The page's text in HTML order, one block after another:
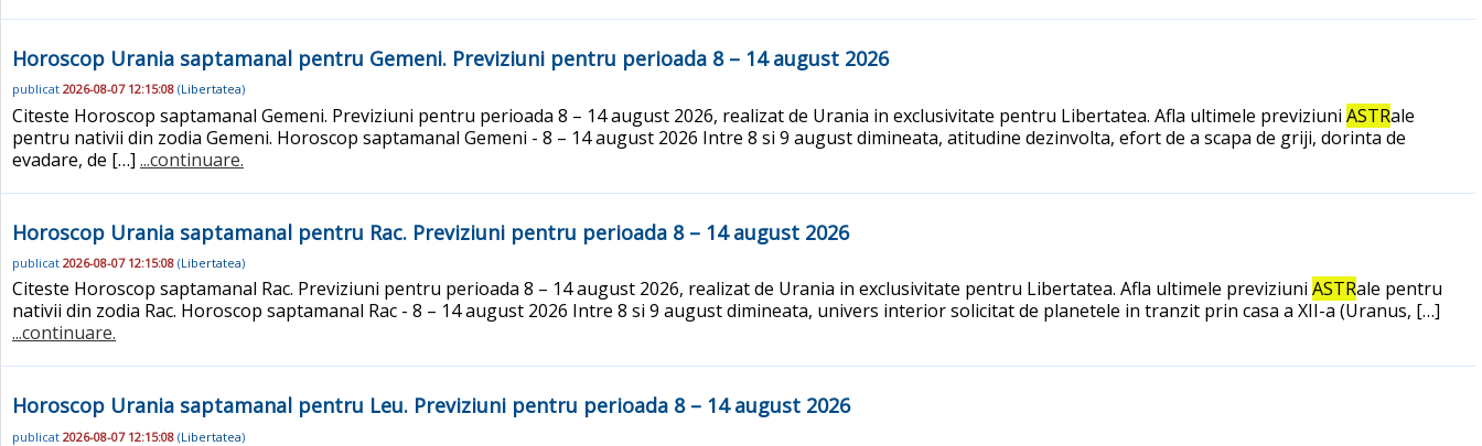
Horoscop Urania saptamanal pentru Gemeni. Previziuni pentru perioada 8 – 14 august 2026
publicat 2026-08-07 12:15:08 (Libertatea)
Citeste Horoscop saptamanal Gemeni. Previziuni pentru perioada 8 – 14 august 2026, realizat de Urania in exclusivitate pentru Libertatea. Afla ultimele previziuni ASTRale
pentru nativii din zodia Gemeni. Horoscop saptamanal Gemeni - 8 – 14 august 2026 Intre 8 si 9 august dimineata, atitudine dezinvolta, efort de a scapa de griji, dorinta de
evadare, de […] ...continuare.
Horoscop Urania saptamanal pentru Rac. Previziuni pentru perioada 8 – 14 august 2026
publicat 2026-08-07 12:15:08 (Libertatea)
Citeste Horoscop saptamanal Rac. Previziuni pentru perioada 8 – 14 august 2026, realizat de Urania in exclusivitate pentru Libertatea. Afla ultimele previziuni ASTRale pentru
nativii din zodia Rac. Horoscop saptamanal Rac - 8 – 14 august 2026 Intre 8 si 9 august dimineata, univers interior solicitat de planetele in tranzit prin casa a XII-a (Uranus, […]
...continuare.
Horoscop Urania saptamanal pentru Leu. Previziuni pentru perioada 8 – 14 august 2026
publicat 2026-08-07 12:15:08 (Libertatea)